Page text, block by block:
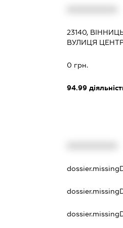
23140,
ВУЛИЦЯ
0 грн.
94.99